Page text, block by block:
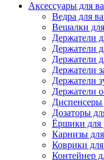
Аксессуары для
Ведра для
Вешалки
Держатели
Держатели
Держатели
Держатели
Держатели
Держатели
Дозаторы
Ёршики для
Карнизы
Коврики
Контейнер